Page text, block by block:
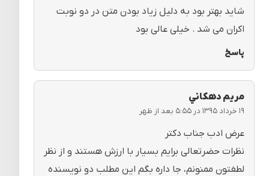
شاید بهتر بود به دلیل زیاد بودن متن در دو نوبت
اکران می شد . خیلی عالی بود
پاسخ
مريم دهكاني
۱۹ خرداد ۱۳۹۵ در ۵:۵۵ بعد از ظهر
عرض ادب جناب دکتر
نظرات حضرتعالی برایم بسیار با ارزش هستند و از نظر
لطفتون ممنونم، جا داره بگم این مطلب دو نویسنده